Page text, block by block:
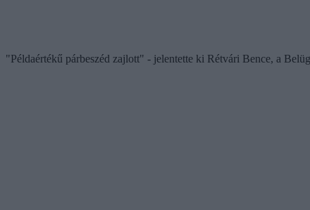
"Példaértékű párbeszéd zajlott" - jelentette ki Rétvári Bence, a